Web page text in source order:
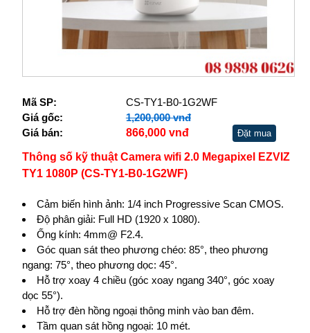
Mã SP:
CS-TY1-B0-1G2WF
Giá gốc:
1,200,000 vnđ
Giá bán:
866,000 vnđ Đặt mua
Thông số kỹ thuật Camera wifi 2.0 Megapixel EZVIZ
TY1 1080P (CS-TY1-B0-1G2WF)
Cảm biến hình ảnh: 1/4 inch Progressive Scan CMOS.
Độ phân giải: Full HD (1920 x 1080).
Ống kính: 4mm@ F2.4.
Góc quan sát theo phương chéo: 85°, theo phương
ngang: 75°, theo phương dọc: 45°.
Hỗ trợ xoay 4 chiều (góc xoay ngang 340°, góc xoay
dọc 55°).
Hỗ trợ đèn hồng ngoại thông minh vào ban đêm.
Tầm quan sát hồng ngoại: 10 mét.